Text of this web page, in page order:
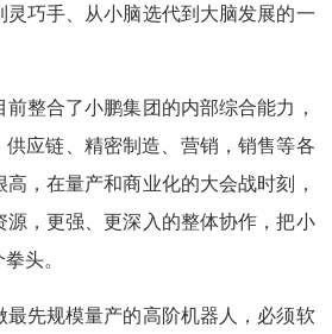
巧手、从小脑选代到大脑发展的一
整合了小鹏集团的内部综合能力，
应链、精密制造、营销，销售等各
，在量产和商业化的大会战时刻，
，更强、更深入的整体协作，把小
头。
先规模量产的高阶机器人，必须软